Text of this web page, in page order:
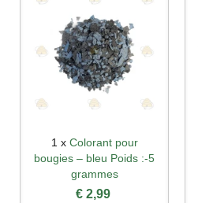
1 x Colorant pour
bougies – bleu Poids :-5
grammes
€ 2,99